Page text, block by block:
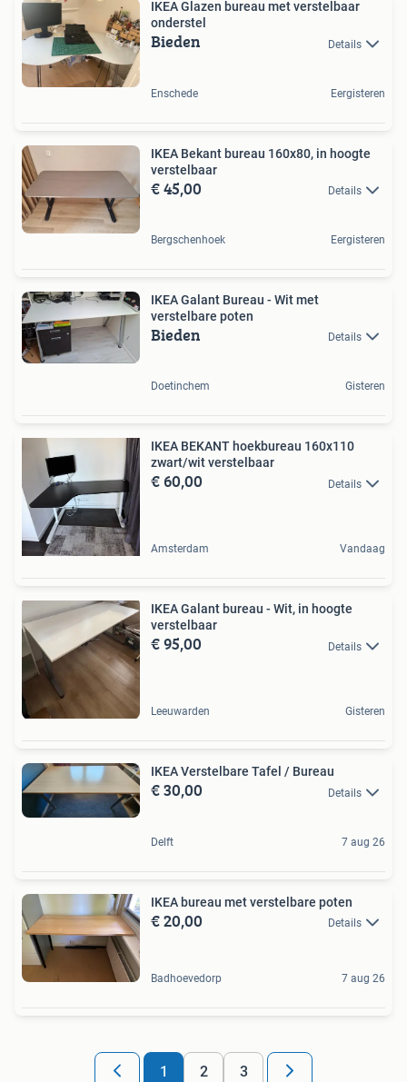
IKEA Glazen bureau met verstelbaar
onderstel
Bieden Details
Enschede Eergisteren
IKEA Bekant bureau 160x80, in hoogte
verstelbaar
€ 45,00 Details
Bergschenhoek Eergisteren
IKEA Galant Bureau - Wit met
verstelbare poten
Bieden Details
Doetinchem Gisteren
IKEA BEKANT hoekbureau 160x110
zwart/wit verstelbaar
€ 60,00 Details
Amsterdam Vandaag
IKEA Galant bureau - Wit, in hoogte
verstelbaar
€ 95,00 Details
Leeuwarden Gisteren
IKEA Verstelbare Tafel / Bureau
€ 30,00 Details
Delft 7 aug 26
IKEA bureau met verstelbare poten
€ 20,00 Details
Badhoevedorp 7 aug 26
1 2 3